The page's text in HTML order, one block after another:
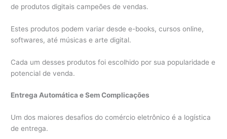
de produtos digitais campeões de vendas.
Estes produtos podem variar desde e-books, cursos online,
softwares, até músicas e arte digital.
Cada um desses produtos foi escolhido por sua popularidade e
potencial de venda.
Entrega Automática e Sem Complicações
Um dos maiores desafios do comércio eletrônico é a logística
de entrega.